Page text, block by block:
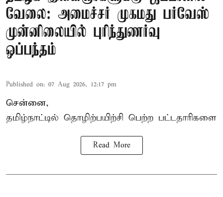
வேலை: அமைச்சர் முகமது பர்வேஸ்
முன்னிலையில் புரிந்துணர்வு
ஒப்பந்தம்
Published on: 07 Aug 2026, 12:17 pm
சென்னை,
தமிழ்நாட்டில் தொழிற்பயிற்சி பெற்ற பட்டதாரிகளை
Read More